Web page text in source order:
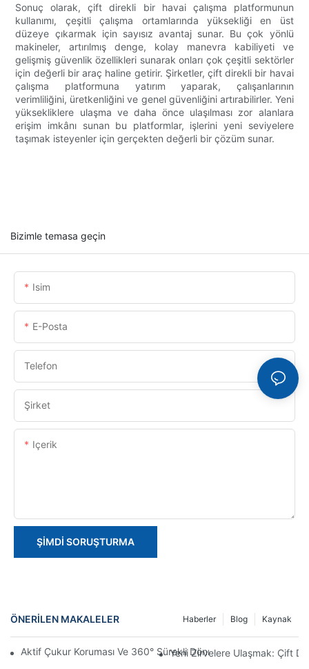
Sonuç olarak, çift direkli bir havai çalışma platformunun
kullanımı, çeşitli çalışma ortamlarında yüksekliği en üst
düzeye çıkarmak için sayısız avantaj sunar. Bu çok yönlü
makineler, artırılmış denge, kolay manevra kabiliyeti ve
gelişmiş güvenlik özellikleri sunarak onları çok çeşitli sektörler
için değerli bir araç haline getirir. Şirketler, çift direkli bir havai
çalışma platformuna yatırım yaparak, çalışanlarının
verimliliğini, üretkenliğini ve genel güvenliğini artırabilirler. Yeni
yüksekliklere ulaşma ve daha önce ulaşılması zor alanlara
erişim imkânı sunan bu platformlar, işlerini yeni seviyelere
taşımak isteyenler için gerçekten değerli bir çözüm sunar.
Bizimle temasa geçin
Isim
E-Posta
Telefon
Şirket
Içerik
ŞIMDI SORUŞTURMA
ÖNERILEN MAKALELER Kaynak
Blog
Haberler
Aktif Çukur Koruması Ve 360° Sürekli Dönme: HYNEELIFT HI12N
Yeni Zirvelere Ulaşmak: Çift